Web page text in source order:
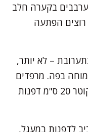
בקערה חלב
רוצים הפתעה
ל-2 שניות בתערובת – לא יותר,
בפה. מרפדים
בעדינות בקצה תבנית עגולה בקוטר 20 ס"מ דפנות
לדפנות במעגל,